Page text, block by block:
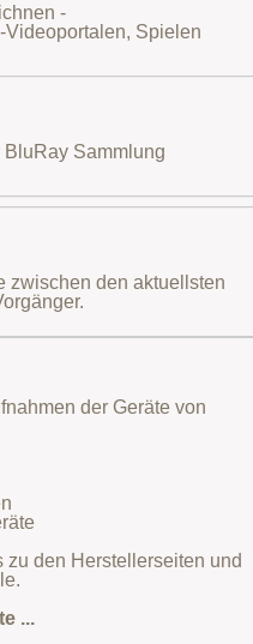
-
Spielen
Sammlung
zwischen den aktuellsten
der Geräte von
den Herstellerseiten und
...